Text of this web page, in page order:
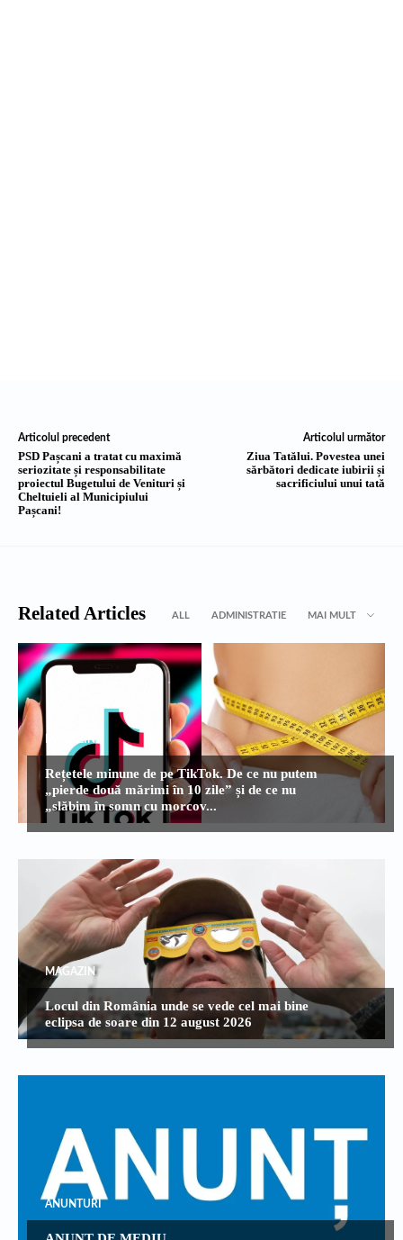
Articolul precedent
PSD Pașcani a tratat cu maximă
seriozitate și responsabilitate
proiectul Bugetului de Venituri și
Cheltuieli al Municipiului
Pașcani!
Articolul următor
Ziua Tatălui. Povestea unei
sărbători dedicate iubirii și
sacrificiului unui tată
Related Articles ALL ADMINISTRATIE MAI MULT
MAGAZIN
Rețetele minune de pe TikTok. De ce nu putem
„pierde două mărimi în 10 zile” și de ce nu
„slăbim în somn cu morcov...
MAGAZIN
Locul din România unde se vede cel mai bine
eclipsa de soare din 12 august 2026
ANUNTURI